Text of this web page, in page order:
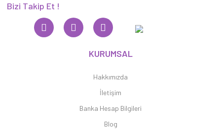
Bizi Takip Et !
KURUMSAL
Hakkımızda
İletişim
Banka Hesap Bilgileri
Blog